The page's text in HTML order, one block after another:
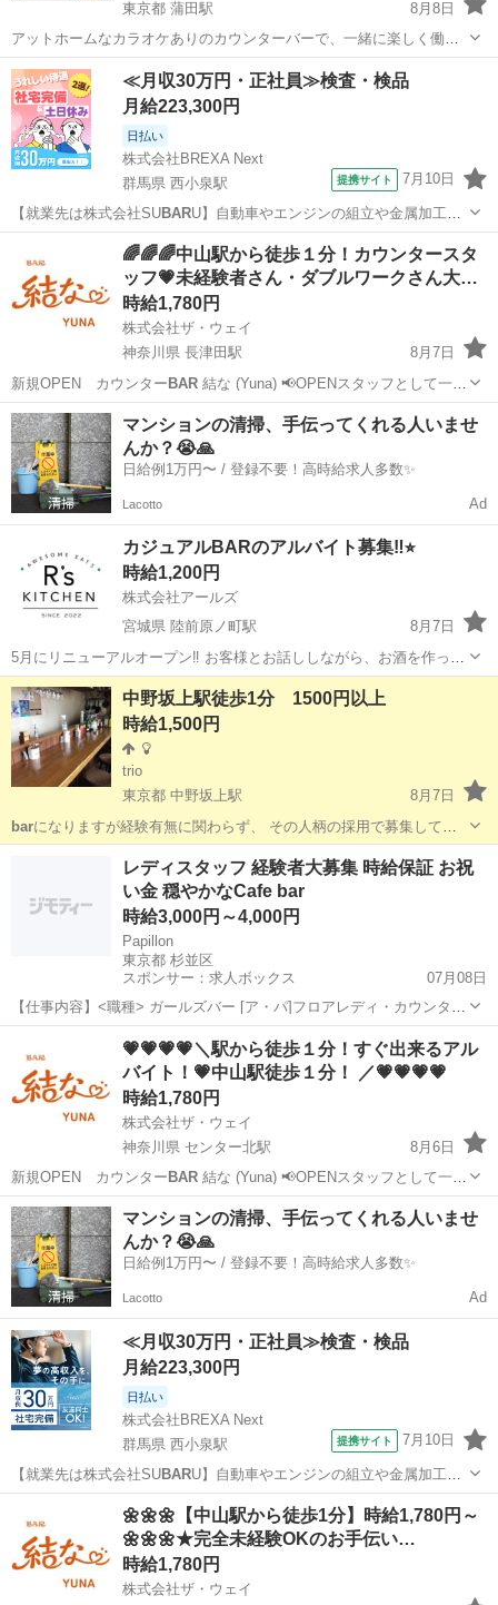
東京都 蒲田駅
8月8日
アットホームなカラオケありのカウンターバーで、一緒に楽しく働い
てくれるスタッフを募集します！ お店は、ゲイのお客様がメインのゲ
イバーです。 現在、20代、30代のスタッフが活躍中です。 お客様
は、沿線のサラリーマン、...
東京 大田区 蒲田駅 バーテンダー スタッフ
≪月収30万円・正社員≫検査・検品
月給223,300円
日払い
株式会社BREXA Next
群馬県 西小泉駅
提携サイト 7月10日
【就業先は株式会社SUBARU】自動車やエンジンの組立や金属加工！
備品付き寮完備！赴任旅費会社負担★業績賞与＆昇給あり！未経験活
躍中★人気の土日休み！車・バイク・自転車通勤可★《群馬県太田
市・邑楽群》 人気の工場のお仕事 ...
西小泉駅 その他
🌈🌈🌈中山駅から徒歩１分！カウンタースタ
ッフ💗未経験者さん・ダブルワークさん大…
時給1,780円
株式会社ザ・ウェイ
神奈川県 長津田駅
8月7日
新規OPEN カウンター BAR結な (Yuna) 📢OPENスタッフとして一緒
に楽しく働きませんか？ 【😊平均年齢は30代～50代のスタッフばかり
です😊】 【お仕事内容】 カウンター内でドリ...
神奈川 横浜市 その他 スタッフ
マンションの清掃、手伝ってくれる人いませ
んか？😭🙏
日給例1万円〜 / 登録不要！高時給求人多数✨
Lacotto Ad
カジュアルBARのアルバイト募集‼︎⭐︎
時給1,200円
株式会社アールズ
宮城県 陸前原ノ町駅
8月7日
5月にリニューアルオープン‼︎ お客様とお話ししながら、お酒を作った
りフードを盛り付けて提供するお仕事になります！ 新くなったお店で
楽しく一緒に働きませんか？ お酒好きな方はもちろん、お話好きな方
も大歓迎⭐︎⭐︎⭐...
宮城 仙台市 陸前原ノ町駅 バーテンダー BAR
中野坂上駅徒歩1分 1500円以上
時給1,500円
trio
東京都 中野坂上駅
8月7日
barになりますが経験有無に関わらず、 その人柄の採用で募集してお
りす！ 過去には、フレンチシェフ、中華シェフ、ソムリエ、かたやア
パレル経験だけの方、など、幅広く募集しております！ 是非、男女問
わず募集しております。 日...
中野坂上駅 飲食 ソムリエ
レディスタッフ 経験者大募集 時給保証 お祝
い金 穏やかなCafe bar
時給3,000円～4,000円
Papillon
東京都 杉並区
スポンサー：求人ボックス
07月08日
【仕事内容】<職種> ガールズバー [ア・パ]フロアレディ・カウンター
レディ(ナイトワーク系) <雇用形態> アルバイト・パート <給与> [ア・
パ]時給3,000円～4,000円 交通費:全額支給 < 即戦力STAFFリーダー
店...
アルバイト・パート
💗💗💗💗＼駅から徒歩１分！すぐ出来るアル
バイト！💗中山駅徒歩１分！ ／💗💗💗💗
時給1,780円
株式会社ザ・ウェイ
神奈川県 センター北駅
8月6日
新規OPEN カウンター BAR結な (Yuna) 📢OPENスタッフとして一緒
に楽しく働きませんか？ 【😊平均年齢は30代～50代のスタッフばかり
です😊】 【お仕事内容】 カウンター内でドリ...
神奈川 横浜市 センター北駅 その他 スタッフ
マンションの清掃、手伝ってくれる人いませ
んか？😭🙏
日給例1万円〜 / 登録不要！高時給求人多数✨
Lacotto Ad
≪月収30万円・正社員≫検査・検品
月給223,300円
日払い
株式会社BREXA Next
群馬県 西小泉駅
提携サイト 7月10日
【就業先は株式会社SUBARU】自動車やエンジンの組立や金属加工！
備品付き寮完備！赴任旅費会社負担★業績賞与＆昇給あり！未経験活
躍中★人気の土日休み！車・バイク・自転車通勤可★《群馬県太田
市・邑楽群》 人気の工場のお仕事 ...
西小泉駅 その他
🌼🌼🌼【中山駅から徒歩1分】時給1,780円～
🌼🌼🌼★完全未経験OKのお手伝い…
時給1,780円
株式会社ザ・ウェイ